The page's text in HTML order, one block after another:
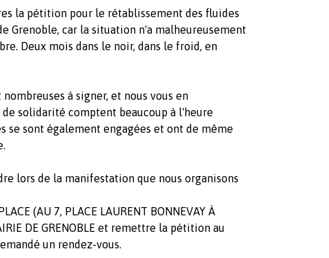
la pétition pour le rétablissement des fluides
Grenoble, car la situation n'a malheureusement
Deux mois dans le noir, dans le froid, en
à signer, et nous vous en
solidarité comptent beaucoup à l'heure
se sont également engagées et ont de même
lors de la manifestation que nous organisons
(AU 7, PLACE LAURENT BONNEVAY À
DE GRENOBLE et remettre la pétition au
un rendez-vous.